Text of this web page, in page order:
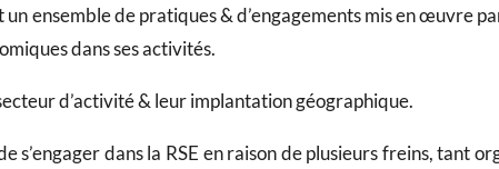
un ensemble de pratiques & d’engagements mis en œuvre
dans ses activités.
d’activité & leur implantation géographique.
dans la RSE en raison de plusieurs freins, tant